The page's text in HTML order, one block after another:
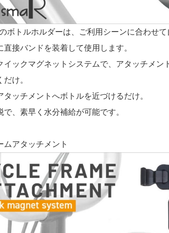
ボトルホルダーは、ご利用シーンに合わせ
直接バンドを装着して使用します。
イックマグネットシステムで、アタッチメ
け。
タッチメントへボトルを近づけるだけ。
で、素早く水分補給が可能です。
ムアタッチメント